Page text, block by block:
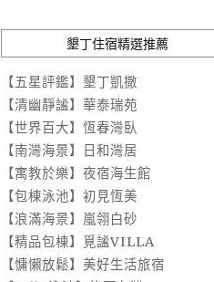
墾丁住宿精選推薦
【五星評鑑】墾丁凱撒
【清幽靜謐】華泰瑞苑
【世界百大】恆春灣臥
【南灣海景】日和灣居
【寓教於樂】夜宿海生館
【包棟泳池】初見恆美
【浪滿海景】嵐翎白砂
【精品包棟】覓謐VILLA
【慵懶放鬆】美好生活旅宿